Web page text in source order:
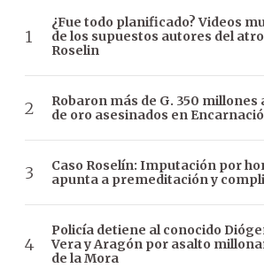
¿Fue todo planificado? Videos
de los supuestos autores del
Roselin
Robaron más de G. 350
de oro asesinados en
Caso Roselín: Imputación por
apunta a premeditación y
Policía detiene al conocido
Vera y Aragón por asalto
de la Mora